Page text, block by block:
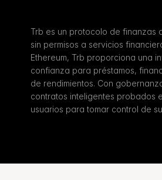
Trb es un protocolo de
sin permisos a servicios
Ethereum, Trb proporciona una
confianza para préstamos,
de rendimientos. Con
contratos inteligentes probados
usuarios para tomar control de